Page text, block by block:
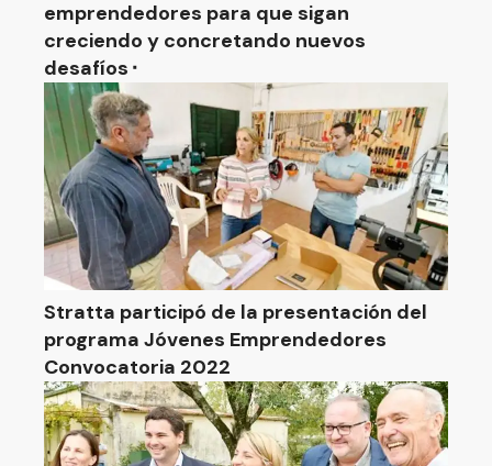
emprendedores para que sigan
creciendo y concretando nuevos
desafíos⬝
Stratta participó de la presentación del
programa Jóvenes Emprendedores
Convocatoria 2022